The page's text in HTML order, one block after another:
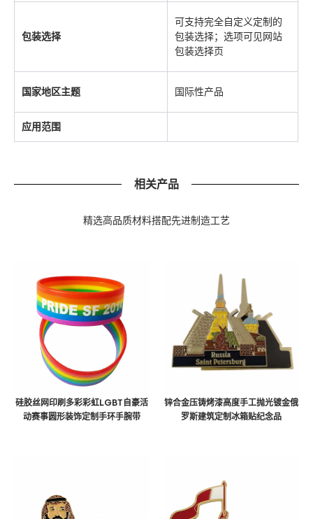
包装选择
可支持完全自定义定制的
包装选择；选项可见网站
包装选择页
国家地区主题 国际性产品
应用范围
相关产品
精选高品质材料搭配先进制造工艺
硅胶丝网印刷多彩彩虹LGBT自豪活
动赛事圆形装饰定制手环手腕带
锌合金压铸烤漆高度手工抛光镀金俄
罗斯建筑定制冰箱贴纪念品